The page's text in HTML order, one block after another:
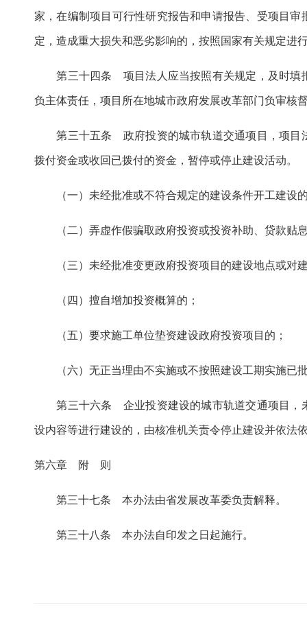
家，在编制项目可行性研究报告和申请报告、受项目
定，造成重大损失和恶劣影响的，按照国家有关规定进
第三十四条 项目法人应当按照有关规定，及时填
负主体责任，项目所在地城市政府发展改革部门负审核
第三十五条 政府投资的城市轨道交通项目，项目
拨付资金或收回已拨付的资金，暂停或停止建设活动。
（一）未经批准或不符合规定的建设条件开工建设
（二）弄虚作假骗取政府投资或投资补助、贷款贴
（三）未经批准变更政府投资项目的建设地点或对
（四）擅自增加投资概算的；
（五）要求施工单位垫资建设政府投资项目的；
（六）无正当理由不实施或不按照建设工期实施已
第三十六条 企业投资建设的城市轨道交通项目，
设内容等进行建设的，由核准机关责令停止建设并依法
第六章 附 则
第三十七条 本办法由省发展改革委负责解释。
第三十八条 本办法自印发之日起施行。